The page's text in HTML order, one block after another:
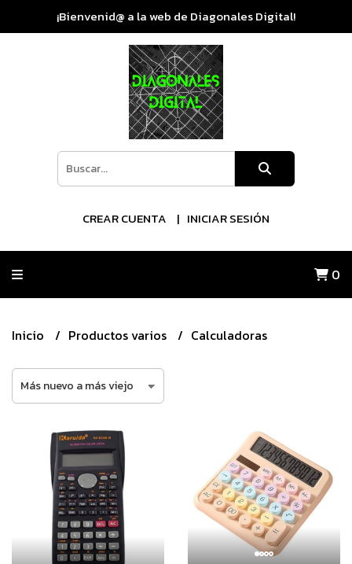
¡Bienvenid@ a la web de Diagonales Digital!
CREAR CUENTA INICIAR SESIÓN
0
Inicio Productos varios Calculadoras